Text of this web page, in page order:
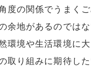
度の関係でうまく
余地があるのでは
環境や生活環境に
取り組みに期待した